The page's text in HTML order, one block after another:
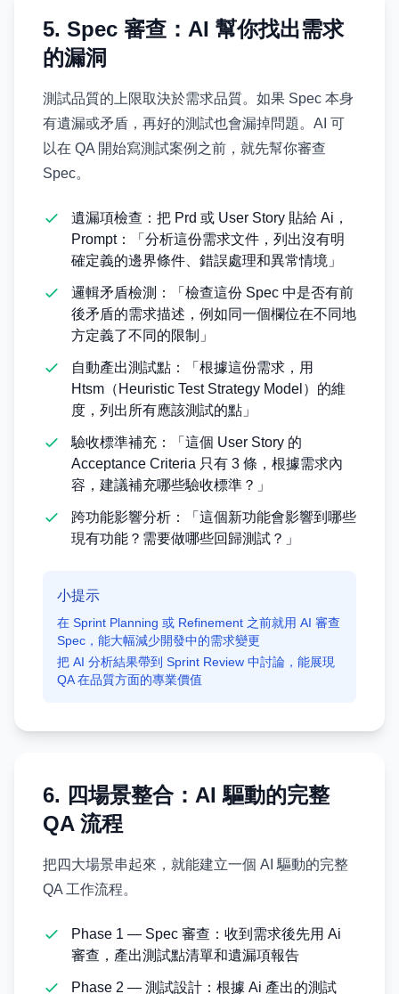
5. Spec 審查：AI 幫你找出需求
的漏洞
測試品質的上限取決於需求品質。如果 Spec 本身
有遺漏或矛盾，再好的測試也會漏掉問題。AI 可
以在 QA 開始寫測試案例之前，就先幫你審查
Spec。
遺漏項檢查：把 Prd 或 User Story 貼給 Ai，
Prompt：「分析這份需求文件，列出沒有明
確定義的邊界條件、錯誤處理和異常情境」
邏輯矛盾檢測：「檢查這份 Spec 中是否有前
後矛盾的需求描述，例如同一個欄位在不同地
方定義了不同的限制」
自動產出測試點：「根據這份需求，用
Htsm（Heuristic Test Strategy Model）的維
度，列出所有應該測試的點」
驗收標準補充：「這個 User Story 的
Acceptance Criteria 只有 3 條，根據需求內
容，建議補充哪些驗收標準？」
跨功能影響分析：「這個新功能會影響到哪些
現有功能？需要做哪些回歸測試？」
小提示
在 Sprint Planning 或 Refinement 之前就用 AI 審查
Spec，能大幅減少開發中的需求變更
把 AI 分析結果帶到 Sprint Review 中討論，能展現
QA 在品質方面的專業價值
6. 四場景整合：AI 驅動的完整
QA 流程
把四大場景串起來，就能建立一個 AI 驅動的完整
QA 工作流程。
Phase 1 — Spec 審查：收到需求後先用 Ai
審查，產出測試點清單和遺漏項報告
Phase 2 — 測試設計：根據 Ai 產出的測試